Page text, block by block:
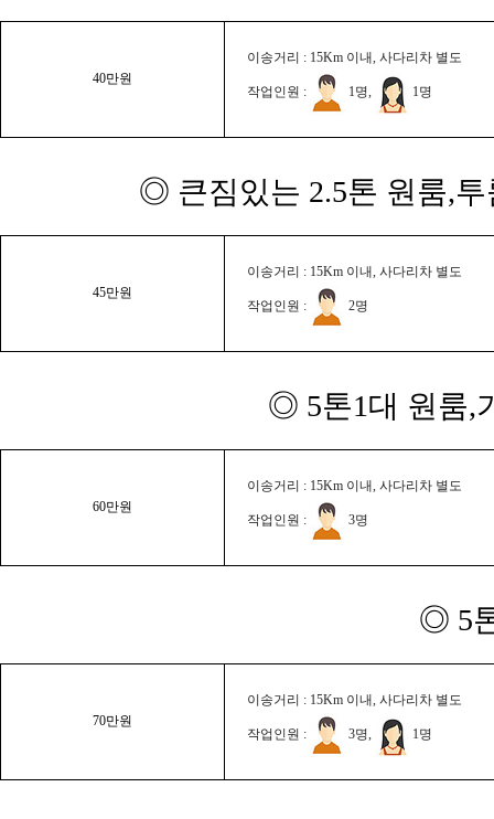
40만원
이송거리 : 15Km 이내, 사다리차 별도
작업인원 : 1명, 1명
◎ 큰짐있는 2.5톤 원룸,
45만원
이송거리 : 15Km 이내, 사다리차 별도
작업인원 : 2명
◎ 5톤1대 원룸,
60만원
이송거리 : 15Km 이내, 사다리차 별도
작업인원 : 3명
◎ 5
70만원
이송거리 : 15Km 이내, 사다리차 별도
작업인원 : 3명, 1명